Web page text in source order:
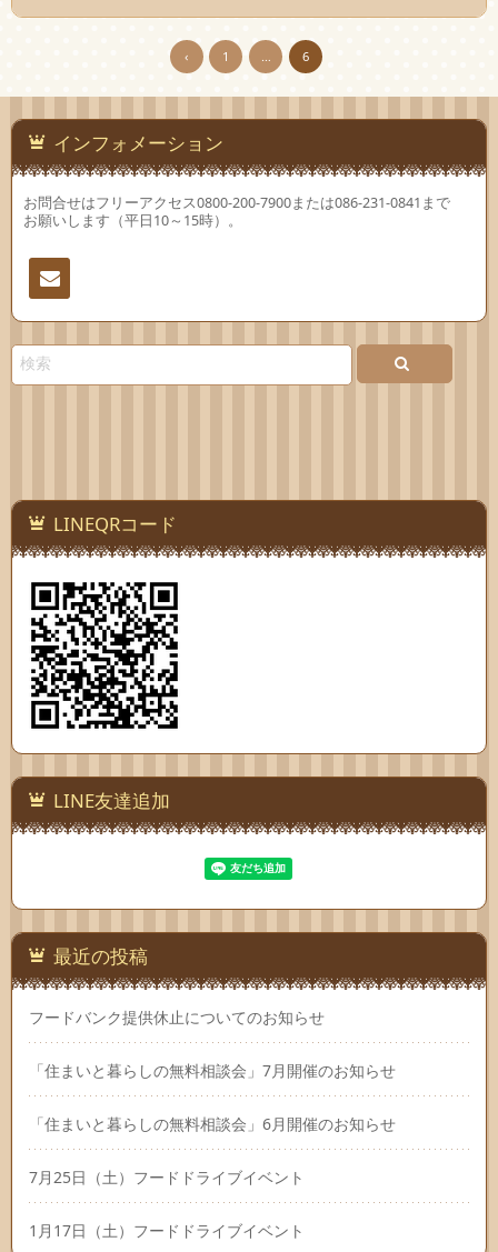
‹ 1 … 6
インフォメーション
お問合せはフリーアクセス0800-200-7900または086-231-0841まで
お願いします（平日10～15時）。
連絡
先
LINEQRコード
LINE友達追加
最近の投稿
フードバンク提供休止についてのお知らせ
「住まいと暮らしの無料相談会」7月開催のお知らせ
「住まいと暮らしの無料相談会」6月開催のお知らせ
7月25日（土）フードドライブイベント
1月17日（土）フードドライブイベント